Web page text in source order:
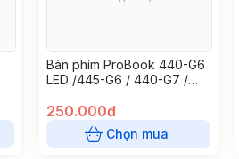
Bàn phím ProBook 440-G6
LED /445-G6 / 440-G7 /
250.000đ
Chọn mua